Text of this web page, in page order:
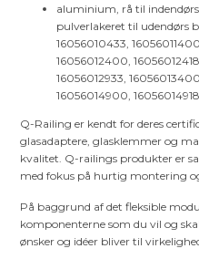
aluminium, rå til
pulverlakeret til udendørs
16056010433,
16056012400,
16056012933,
16056014900,
Q-Railing er kendt for deres
glasadaptere, glasklemmer og
kvalitet. Q-railings produkter er
med fokus på hurtig montering
På baggrund af det fleksible
komponenterne som du vil og
ønsker og idéer bliver til